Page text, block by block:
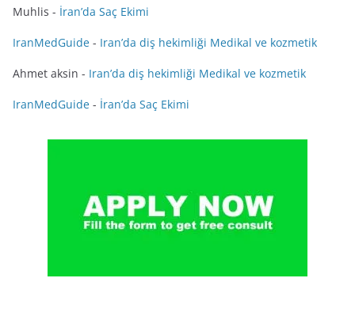
Muhlis - İran’da Saç Ekimi
IranMedGuide - Iran’da diş hekimliği Medikal ve kozmetik
Ahmet aksin - Iran’da diş hekimliği Medikal ve kozmetik
IranMedGuide - İran’da Saç Ekimi